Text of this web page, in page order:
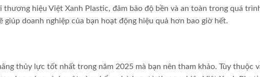
hiệu Việt Xanh Plastic, đảm bảo độ bền và an toàn trong quá
giúp doanh nghiệp của bạn hoạt động hiệu quả hơn bao giờ hết.
thủy lực tốt nhất trong năm 2025 mà bạn nên tham khảo. Tùy thuộc